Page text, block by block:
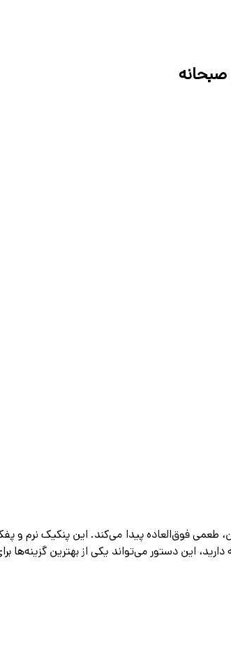
صبحانه
طعمی فوق‌العاده پیدا می‌کند. این پنکیک نرم
این دستور می‌تواند یکی از بهترین گزینه‌ها